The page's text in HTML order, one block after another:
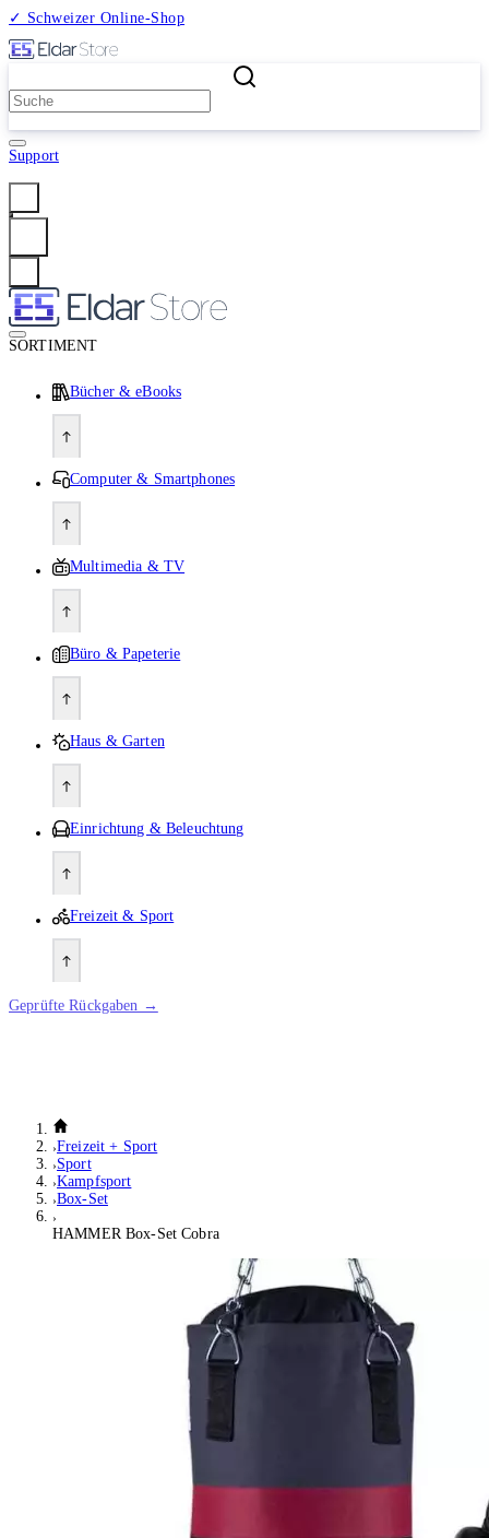
✓ Schweizer Online-Shop
Support
SORTIMENT
Bücher & eBooks
Computer & Smartphones
Multimedia & TV
Büro & Papeterie
Haus & Garten
Einrichtung & Beleuchtung
Freizeit & Sport
Geprüfte Rückgaben →
Freizeit + Sport
Sport
Kampfsport
Box-Set
HAMMER Box-Set Cobra